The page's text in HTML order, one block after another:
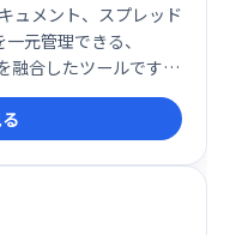
ュメント、スプレッド
元管理できる、
合したツールです。
さから解放され、アイ
スムーズに行えま
ク機能で、ドキュメン
スタマイズ可能で